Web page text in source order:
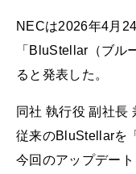
NECは2026年4月
「BluStellar（ブル
ると発表した。
同社 執行役 副社長
従来のBluStellarを
今回のアップデー